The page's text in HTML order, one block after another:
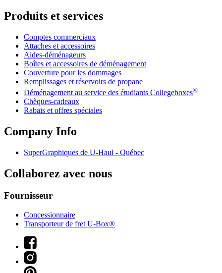
Produits et services
Comptes commerciaux
Attaches et accessoires
Aides-déménageurs
Boîtes et accessoires de déménagement
Couverture pour les dommages
Remplissages et réservoirs de propane
Déménagement au service des étudiants Collegeboxes®
Chèques-cadeaux
Rabais et offres spéciales
Company Info
SuperGraphiques de U-Haul - Québec
Collaborez avec nous
Fournisseur
Concessionnaire
Transporteur de fret U-Box®